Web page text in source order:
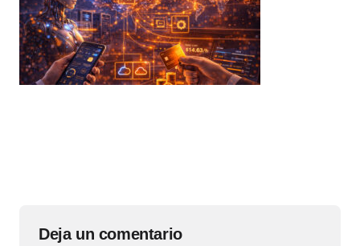
Deja un comentario